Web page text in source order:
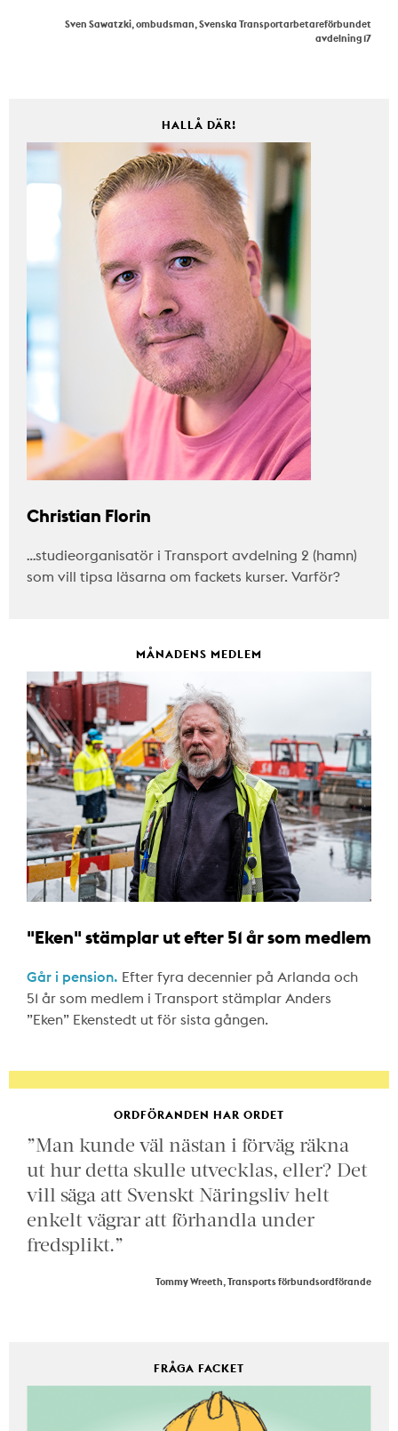
Sven Sawatzki, ombudsman, Svenska Transportarbetareförbundet
avdelning 17
HALLÅ DÄR!
Christian Florin
…studieorganisatör i Transport avdelning 2 (hamn)
som vill tipsa läsarna om fackets kurser. Varför?
MÅNADENS MEDLEM
"Eken" stämplar ut efter 51 år som medlem
Går i pension. Efter fyra decennier på Arlanda och
51 år som medlem i Transport stämplar Anders
”Eken” Ekenstedt ut för sista gången.
ORDFÖRANDEN HAR ORDET
”Man kunde väl nästan i förväg räkna
ut hur detta skulle utvecklas, eller? Det
vill säga att Svenskt Näringsliv helt
enkelt vägrar att förhandla under
fredsplikt.”
Tommy Wreeth, Transports förbundsordförande
FRÅGA FACKET